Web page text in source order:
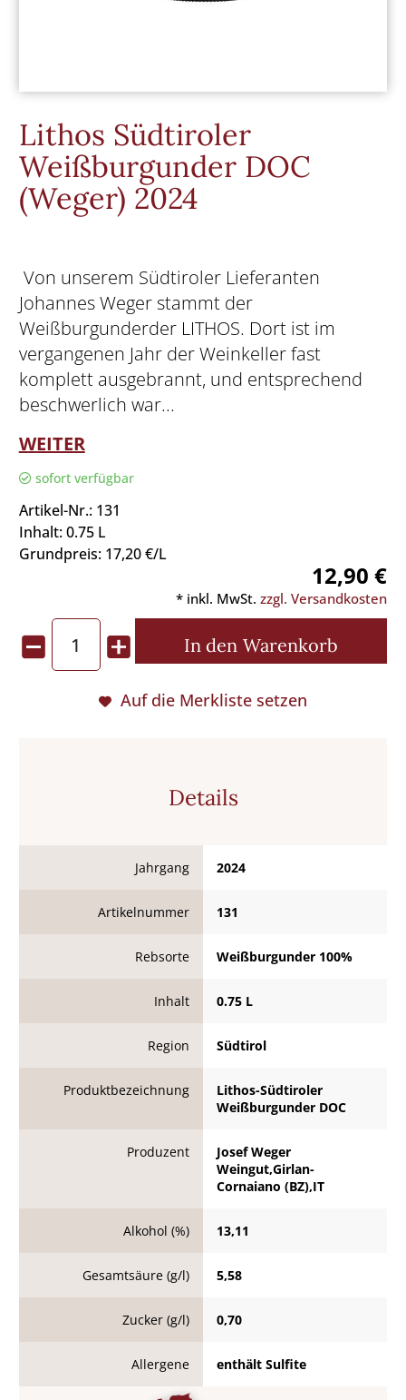
Lithos Südtiroler
Weißburgunder DOC
(Weger) 2024
Von unserem Südtiroler Lieferanten
Johannes Weger stammt der
Weißburgunderder LITHOS. Dort ist im
vergangenen Jahr der Weinkeller fast
komplett ausgebrannt, und entsprechend
beschwerlich war...
WEITER
sofort verfügbar
Artikel-Nr.: 131
Inhalt: 0.75 L
Grundpreis: 17,20 €/L
12,90 €
* inkl. MwSt.zzgl. Versandkosten
In den Warenkorb
Auf die Merkliste setzen
Details
Jahrgang 2024
Artikelnummer 131
Rebsorte Weißburgunder 100%
Inhalt 0.75 L
Region Südtirol
Produktbezeichnung
Lithos-Südtiroler
Weißburgunder DOC
Produzent
Josef Weger
Weingut,Girlan-
Cornaiano (BZ),IT
Alkohol (%) 13,11
Gesamtsäure (g/l) 5,58
Zucker (g/l) 0,70
Allergene enthält Sulfite